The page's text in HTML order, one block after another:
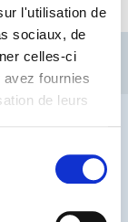
l'utilisation de
sociaux, de
celles-ci
fournies
de leurs